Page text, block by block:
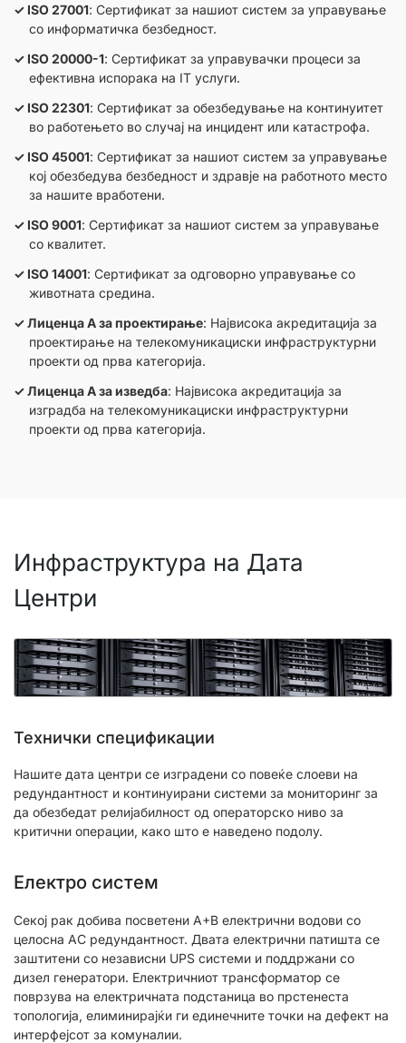
ISO 27001: Сертификат за нашиот систем за управување
со информатичка безбедност.
ISO 20000-1: Сертификат за управувачки процеси за
ефективна испорака на IT услуги.
ISO 22301: Сертификат за обезбедување на континуитет
во работењето во случај на инцидент или катастрофа.
ISO 45001: Сертификат за нашиот систем за управување
кој обезбедува безбедност и здравје на работното место
за нашите вработени.
ISO 9001: Сертификат за нашиот систем за управување
со квалитет.
ISO 14001: Сертификат за одговорно управување со
животната средина.
Лиценца А за проектирање: Највисока акредитација за
проектирање на телекомуникациски инфраструктурни
проекти од прва категорија.
Лиценца А за изведба: Највисока акредитација за
изградба на телекомуникациски инфраструктурни
проекти од прва категорија.
Инфраструктура на Дата
Центри
Технички спецификации
Нашите дата центри се изградени со повеќе слоеви на
редундантност и континуирани системи за мониторинг за
да обезбедат релијабилност од операторско ниво за
критични операции, како што е наведено подолу.
Електро систем
Секој рак добива посветени A+B електрични водови со
целосна AC редундантност. Двата електрични патишта се
заштитени со независни UPS системи и поддржани со
дизел генератори. Електричниот трансформатор се
поврзува на електричната подстаница во прстенеста
топологија, елиминирајќи ги единечните точки на дефект на
интерфејсот за комуналии.